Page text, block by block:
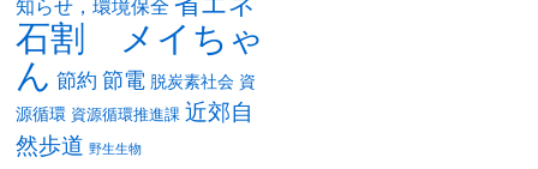
知らせ，環境保全
石割 メイちゃ
ん 節約 節電 脱炭素社会 資
源循環 資源循環推進課 近郊自
然歩道 野生生物